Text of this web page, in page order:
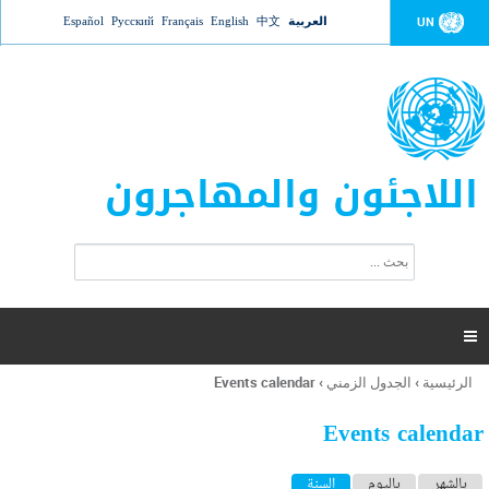
Jump to navigation UN العربية 中文
English
Français
Русский
Español
اللاجئون والمهاجرون
ت
ر
ل
ح
ب

أنت
هنا
الرئيسية › الجدول الزمني ›
Events calendar
Events calendar